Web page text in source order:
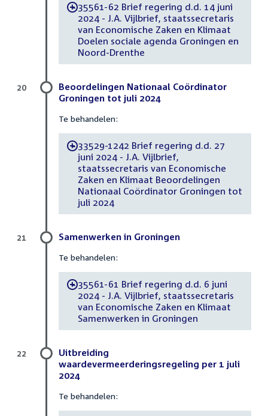
-35561-62 Brief regering d.d. 14 juni
2024 - J.A. Vijlbrief, staatssecretaris
van Economische Zaken en Klimaat
Doelen sociale agenda Groningen en
Noord-Drenthe
Beoordelingen Nationaal Coördinator
Groningen tot juli 2024
Te behandelen:
-33529-1242 Brief regering d.d. 27
juni 2024 - J.A. Vijlbrief,
staatssecretaris van Economische
Zaken en Klimaat Beoordelingen
Nationaal Coördinator Groningen tot
juli 2024
20
Samenwerken in Groningen
Te behandelen:
-35561-61 Brief regering d.d. 6 juni
2024 - J.A. Vijlbrief, staatssecretaris
van Economische Zaken en Klimaat
Samenwerken in Groningen
21
Uitbreiding
waardevermeerderingsregeling per 1 juli
2024
Te behandelen:
22